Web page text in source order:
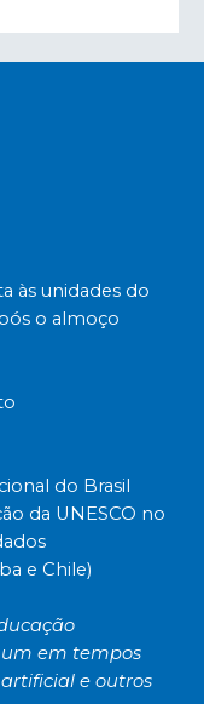
às unidades do
o almoço
do Brasil
da UNESCO no
e Chile)
em tempos
e outros